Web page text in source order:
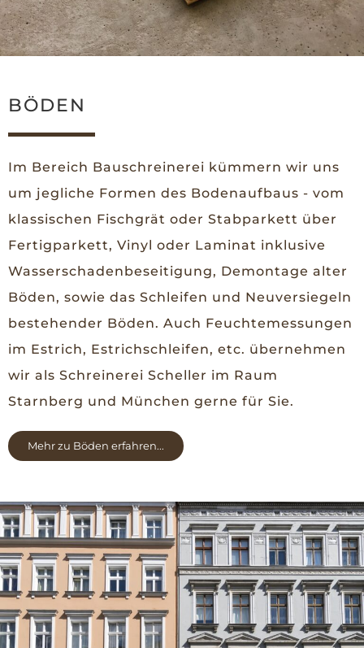
BÖDEN
Im Bereich Bauschreinerei kümmern wir uns
um jegliche Formen des Bodenaufbaus - vom
klassischen Fischgrät oder Stabparkett über
Fertigparkett, Vinyl oder Laminat inklusive
Wasserschadenbeseitigung, Demontage alter
Böden, sowie das Schleifen und Neuversiegeln
bestehender Böden. Auch Feuchtemessungen
im Estrich, Estrichschleifen, etc. übernehmen
wir als Schreinerei Scheller im Raum
Starnberg und München gerne für Sie.
Mehr zu Böden erfahren...